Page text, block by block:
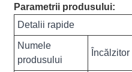
Parametrii produsului:
Detalii rapide
Numele
produsului